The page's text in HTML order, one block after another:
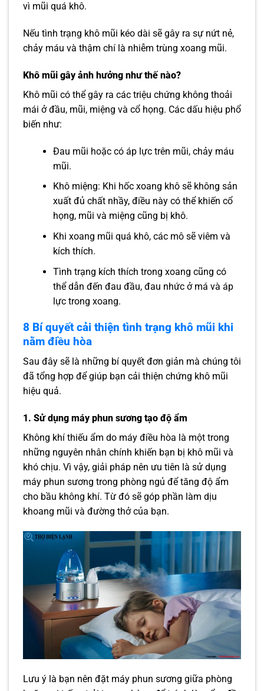
vì mũi quá khô.
Nếu tình trạng khô mũi kéo dài sẽ gây ra sự nứt nẻ,
chảy máu và thậm chí là nhiễm trùng xoang mũi.
Khô mũi gây ảnh hưởng như thế nào?
Khô mũi có thể gây ra các triệu chứng không thoải
mái ở đầu, mũi, miệng và cổ họng. Các dấu hiệu phổ
biến như:
Đau mũi hoặc có áp lực trên mũi, chảy máu
mũi.
Khô miệng: Khi hốc xoang khô sẽ không sản
xuất đủ chất nhầy, điều này có thể khiến cổ
họng, mũi và miệng cũng bị khô.
Khi xoang mũi quá khô, các mô sẽ viêm và
kích thích.
Tình trạng kích thích trong xoang cũng có
thể dẫn đến đau đầu, đau nhức ở má và áp
lực trong xoang.
8 Bíquyết cải thiện tình trạng khô mũi khi
nằm điều hòa
Sau đây sẽ là những bí quyết đơn giản mà chúng tôi
đã tổng hợp để giúp bạn cải thiện chứng khô mũi
hiệu quả.
1. Sử dụng máy phun sương tạo độ ẩm
Không khí thiếu ẩm do máy điều hòa là một trong
những nguyên nhân chính khiến bạn bị khô mũi và
khó chịu. Vì vậy, giải pháp nên ưu tiên là sử dụng
máy phun sương trong phòng ngủ để tăng độ ẩm
cho bầu không khí. Từ đó sẽ góp phần làm dịu
khoang mũi và đường thở của bạn.
Lưu ý là bạn nên đặt máy phun sương giữa phòng